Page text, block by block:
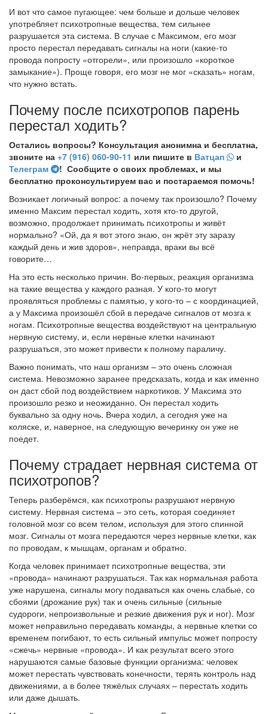
И вот что самое пугающее: чем больше и дольше человек
употребляет психотропные вещества, тем сильнее
разрушается эта система. В случае с Максимом, его мозг
просто перестал передавать сигналы на ноги (какие-то
провода попросту «отгорели», или произошло «короткое
замыкание»). Проще говоря, его мозг не мог «сказать» ногам,
что нужно встать.
Почему после психотропов парень
перестал ходить?
Остались вопросы? Консультация анонимна и бесплатна,
звоните на +7 (916) 060-90-11 или пишите в Ватцап
и
Телеграм
! Сообщите о своих проблемах, и мы
бесплатно проконсультируем вас и постараемся помочь!
Возникает логичный вопрос: а почему так произошло? Почему
именно Максим перестал ходить, хотя кто-то другой,
возможно, продолжает принимать психотропы и живёт
нормально? «Ой, да я вот этого знаю, он жрёт эту заразу
каждый день и жив здоров», неправда, враки вы всё
говорите…
На это есть несколько причин. Во-первых, реакция организма
на такие вещества у каждого разная. У кого-то могут
проявляться проблемы с памятью, у кого-то – с координацией,
а у Максима произошёл сбой в передаче сигналов от мозга к
ногам. Психотропные вещества воздействуют на центральную
нервную систему, и, если нервные клетки начинают
разрушаться, это может привести к полному параличу.
Важно понимать, что наш организм – это очень сложная
система. Невозможно заранее предсказать, когда и как именно
он даст сбой под воздействием наркотиков. У Максима это
произошло резко и неожиданно. Он перестал ходить
буквально за одну ночь. Вчера ходил, а сегодня уже на
коляске, и, наверное, на следующую вечеринку он уже не
поедет.
Почему страдает нервная система от
психотропов?
Теперь разберёмся, как психотропы разрушают нервную
систему. Нервная система – это сеть, которая соединяет
головной мозг со всем телом, используя для этого спинной
мозг. Сигналы от мозга передаются через нервные клетки, как
по проводам, к мышцам, органам и обратно.
Когда человек принимает психотропные вещества, эти
«провода» начинают разрушаться. Так как нормальная работа
уже нарушена, сигналы могу подаваться как очень слабые, со
сбоями (дрожание рук) так и очень сильные (сильные
судороги, непроизвольные и резкие движения рук и ног). Мозг
может неправильно передавать команды, а нервные клетки со
временем погибают, то есть сильный импульс может попросту
«сжечь» нервные «провода». И как результат всего этого
нарушаются самые базовые функции организма: человек
может перестать чувствовать конечности, терять контроль над
движениями, а в более тяжёлых случаях – перестать ходить
или даже дышать.